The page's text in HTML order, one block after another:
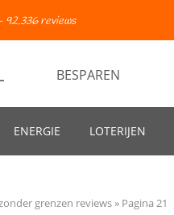
reviews
BESPAREN
ENERGIE LOTERIJEN
grenzen reviews Pagina 21